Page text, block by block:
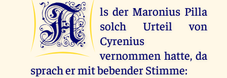
A
ls der Maronius Pilla
solch Urteil von
Cyrenius
vernommen hatte, da
sprach er mit bebender Stimme: